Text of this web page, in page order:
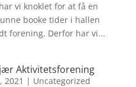
vi knoklet for at få en
booke tider i hallen
forening. Derfor har vi...
Aktivitetsforening
2021 | Uncategorized